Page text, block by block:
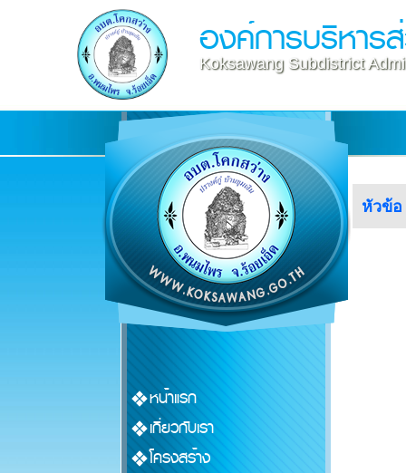
องค์การบริหาร
Koksawang Subdistrict
หน้าแรก
เกี่ยวกับเรา
โครงสร้าง
หัวข้อ